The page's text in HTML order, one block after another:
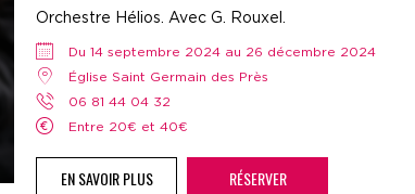
Orchestre Hélios. Avec G. Rouxel.
Du 14 septembre 2024 au 26 décembre 2024
Église Saint Germain des Près
06 81 44 04 32
Entre 20€ et 40€
EN SAVOIR PLUS RÉSERVER